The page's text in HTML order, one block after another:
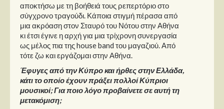
αποκτήσω με τη βοήθειά τους ρεπερτόριο στο
σύγχρονο τραγούδι. Κάποια στιγμή πέρασα από
μια ακρόαση στον Σταυρό του Νότου στην Αθήνα
κι έτσι έγινε η αρχή για μια τρίχρονη συνεργασία
ως μέλος πια της house band του μαγαζιού. Από
τότε ζω και εργάζομαι στην Αθήνα.
Έφυγες από την Κύπρο και ήρθες στην Ελλάδα,
κάτι το οποίο έχουν πράξει πολλοί Κύπριοι
μουσικοί; Για ποιο λόγο προβαίνετε σε αυτή τη
μετακόμιση;